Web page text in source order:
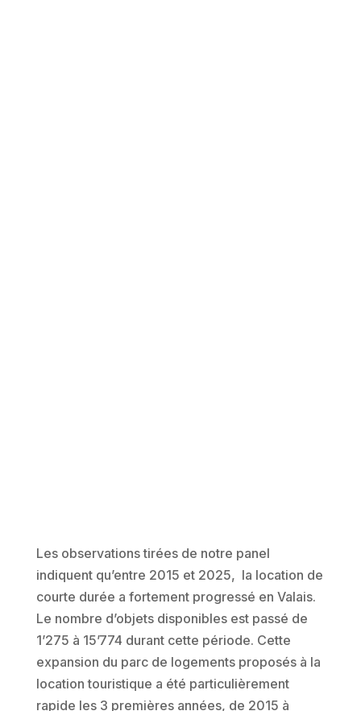
Les observations tirées de notre panel
indiquent qu’entre 2015 et 2025, la location de
courte durée a fortement progressé en Valais.
Le nombre d’objets disponibles est passé de
1’275 à 15’774 durant cette période. Cette
expansion du parc de logements proposés à la
location touristique a été particulièrement
rapide les 3 premières années, de 2015 à